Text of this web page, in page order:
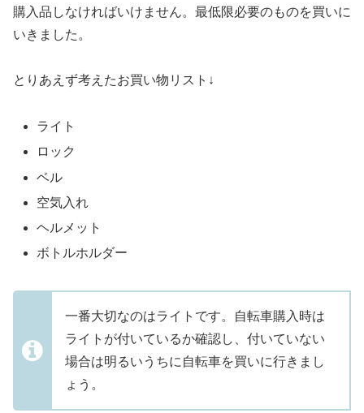
購入品しなければいけません。最低限必要のものを買いに
いきました。
とりあえず考えたお買い物リスト↓
ライト
ロック
ベル
空気入れ
ヘルメット
ボトルホルダー
一番大切なのはライトです。自転車購入時は
ライトが付いているか確認し、付いていない
場合は明るいうちに自転車を買いに行きまし
ょう。